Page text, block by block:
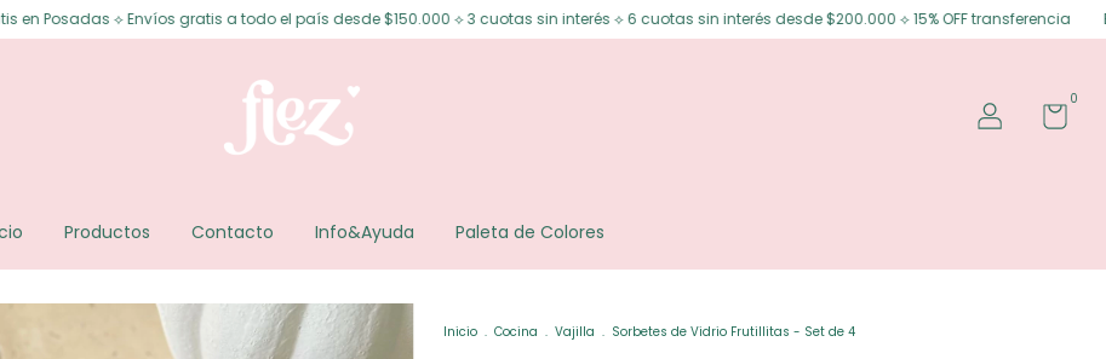
gratis a todo el país desde $150.000 ⟡ 3 cuotas sin interés ⟡ 6 cuotas sin interés desde $200.000 ⟡ 15% OFF transferencia Envíos gratis en
0
Productos Contacto Info&Ayuda Paleta de Colores
Inicio . Cocina . Vajilla . Sorbetes de Vidrio Frutillitas - Set de 4